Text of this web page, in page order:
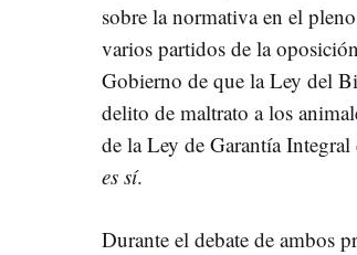
sobre la normativa en el
varios partidos de la
Gobierno de que la Ley del
delito de maltrato a los
de la Ley de Garantía
es sí.
Durante el debate de ambos